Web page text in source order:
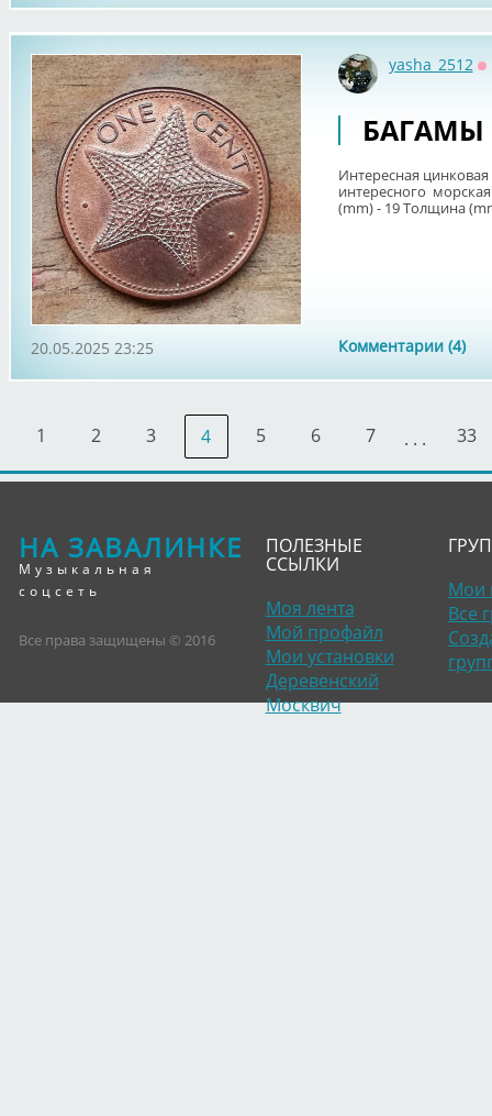
yasha_2512
БАГАМЫ
Интересная
интересного морская
(mm) - 19 Толщина
Комментарии (4)
20.05.2025 23:25
1 2 3 4 5 6 7 . . . 33
НА ЗАВАЛИНКЕ
Музыкальная
соцсеть
Все права защищены © 2016
ПОЛЕЗНЫЕ
ССЫЛКИ
Моя лента
Мой профайл
Мои установки
Деревенский
Москвич
Мои
Все